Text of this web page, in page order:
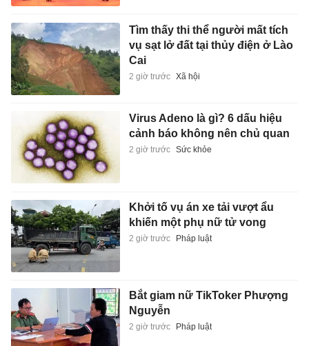
Tìm thấy thi thể người mất tích
vụ sạt lở đất tại thủy điện ở Lào
Cai
2 giờ trước Xã hội
Virus Adeno là gì? 6 dấu hiệu
cảnh báo không nên chủ quan
2 giờ trước Sức khỏe
Khởi tố vụ án xe tải vượt ẩu
khiến một phụ nữ tử vong
2 giờ trước Pháp luật
Bắt giam nữ TikToker Phượng
Nguyễn
2 giờ trước Pháp luật